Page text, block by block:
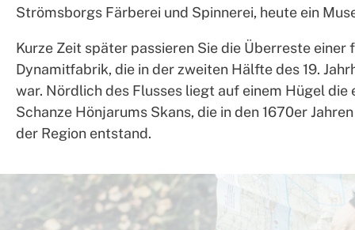
Strömsborgs Färberei und Spinnerei, heute ein
Kurze Zeit später passieren Sie die Überreste einer
Dynamitfabrik, die in der zweiten Hälfte des 19.
war. Nördlich des Flusses liegt auf einem Hügel die
Schanze Hönjarums Skans, die in den 1670er
der Region entstand.